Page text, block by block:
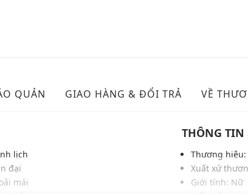
QUẢN GIAO HÀNG & ĐỔI TRẢ VỀ
lịch
đại
mái
THÔNG TIN
Thương hiệu:
Xuất xứ
Giới tính: Nữ